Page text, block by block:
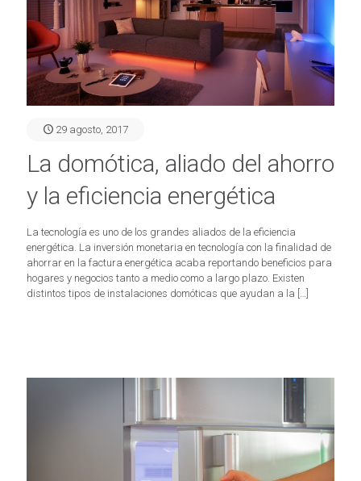
29 agosto, 2017
La domótica, aliado del ahorro
y la eficiencia energética
La tecnología es uno de los grandes aliados de la eficiencia
energética. La inversión monetaria en tecnología con la finalidad de
ahorrar en la factura energética acaba reportando beneficios para
hogares y negocios tanto a medio como a largo plazo. Existen
distintos tipos de instalaciones domóticas que ayudan a la […]